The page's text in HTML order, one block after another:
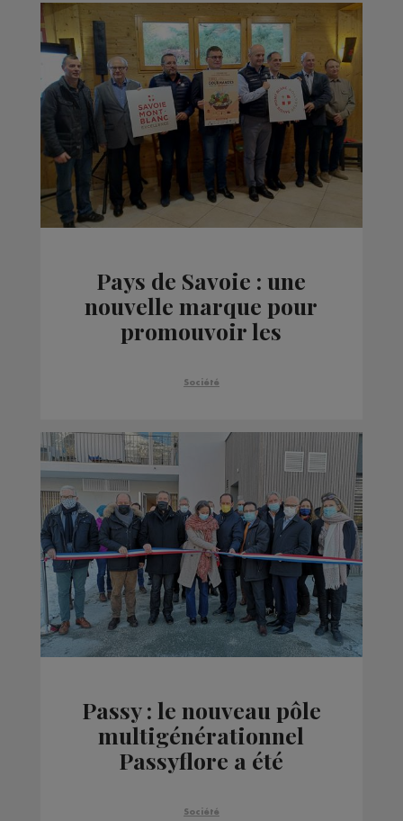
Pays de Savoie : une
nouvelle marque pour
promouvoir les
Société
Passy : le nouveau pôle
multigénérationnel
Passyflore a été
Société